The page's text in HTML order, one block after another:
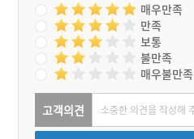
매우만족
만족
보통
불만족
매우불만족
고객의견